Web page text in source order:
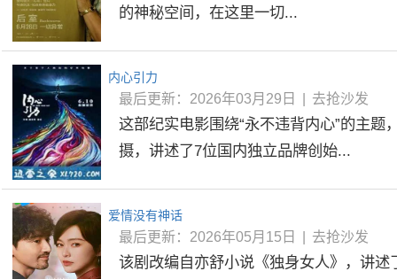
的神秘空间，在这里一切...
内心引力
最后更新：2026年03月29日 去抢沙发
这部纪实电影围绕“永不违背内心”的主题
摄，讲述了7位国内独立品牌创始...
爱情没有神话
最后更新：2026年05月15日 去抢沙发
该剧改编自亦舒小说《独身女人》，讲述